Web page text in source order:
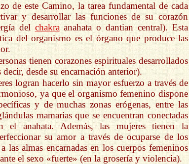
de este Camino, la tarea fundamental de cada
y desarrollar las funciones de su corazón
delchakraanahata o dantian central). Esta
del organismo es el órgano que produce las
tienen corazones espirituales desarrollados
desde su encarnación anterior).
logran hacerlo sin mayor esfuerzo a través de
ya que el organismo femenino dispone
y de muchas zonas erógenas, entre las
mamarias que se encuentran conectadas
el anahata. Además, las mujeres tienen la
su amor a través de ocuparse de los
las almas encarnadas en los cuerpos femeninos
el sexo «fuerte» (en la grosería y violencia).